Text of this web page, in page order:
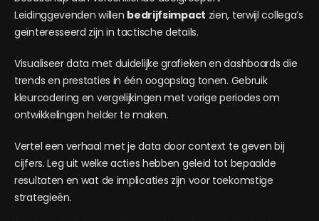
Leidinggevenden willen bedrijfsimpact zien, terwijl collega’s
geïnteresseerd zijn in tactische details.
Visualiseer data met duidelijke grafieken en dashboards die
trends en prestaties in één oogopslag tonen. Gebruik
kleurcodering en vergelijkingen met vorige periodes om
ontwikkelingen helder te maken.
Vertel een verhaal met je data door context te geven bij
cijfers. Leg uit welke acties hebben geleid tot bepaalde
resultaten en wat de implicaties zijn voor toekomstige
strategieën.